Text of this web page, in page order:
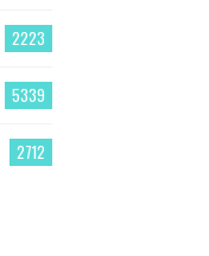
2223
5339
2712